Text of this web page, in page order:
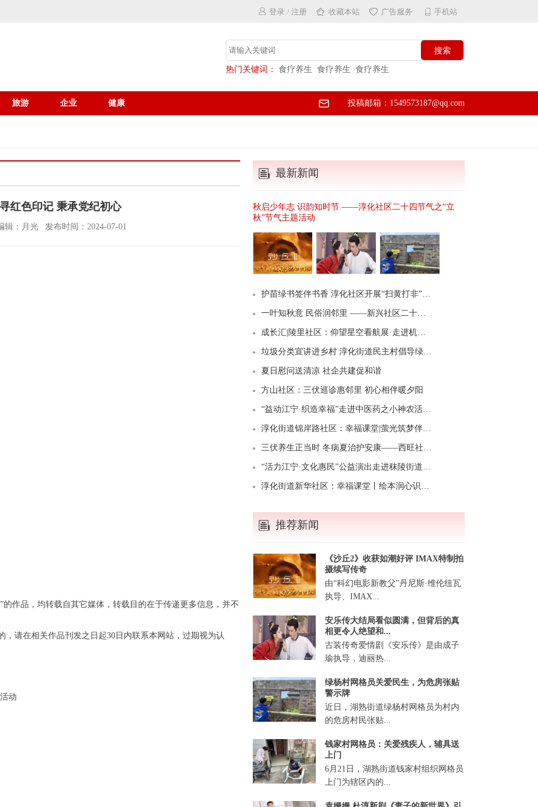
登录 / 注册 收藏本站 广告服务 手机站
热门关键词： 食疗养生 食疗养生 食疗养生
旅游 企业 健康 投稿邮箱：1549573187@qq.com
红色印记 秉承党纪初心
辑：月光 发布时间：2024-07-01
作品，均转载自其它媒体，转载目的在于传递更多信息，并不
请在相关作品刊发之日起30日内联系本网站，过期视为认
动
最新新闻
秋启少年志 识韵知时节 ——淳化社区二十四节气之“立
秋”节气主题活动
护苗绿书签伴书香 淳化社区开展“扫黄打非”主题阅读活动
一叶知秋意 民俗润邻里 ——新兴社区二十四节气之“立秋”节气主题活动
成长汇|陵里社区：仰望星空看航展·走进机御探科技
垃圾分类宣讲进乡村 淳化街道民主村倡导绿色新风尚
夏日慰问送清凉 社企共建促和谐
方山社区：三伏巡诊惠邻里 初心相伴暖夕阳
“益动江宁·织造幸福”走进中医药之小神农活动在观音殿村举行
淳化街道锦岸路社区：幸福课堂|萤光筑梦伴夏行 锦岸缤纷成长季
三伏养生正当时 冬病夏治护安康——西旺社区开展中医健康养生科普讲座
“活力江宁·文化惠民”公益演出走进秣陵街道凤凰村
淳化街道新华社区：幸福课堂丨绘本润心识情绪 阳光相伴共成长
推荐新闻
《沙丘2》收获如潮好评 IMAX特制拍
摄续写传奇
由“科幻电影新教父”丹尼斯·维伦纽瓦
执导、IMAX...
安乐传大结局看似圆满，但背后的真
相更令人绝望和...
古装传奇爱情剧《安乐传》是由成子
瑜执导，迪丽热...
绿杨村网格员关爱民生，为危房张贴
警示牌
近日，湖熟街道绿杨村网格员为村内
的危房村民张贴...
钱家村网格员：关爱残疾人，辅具送
上门
6月21日，湖熟街道钱家村组织网格员
上门为辖区内的...